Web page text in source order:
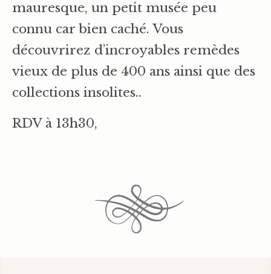
mauresque, un petit musée peu
connu car bien caché. Vous
découvrirez d’incroyables remèdes
vieux de plus de 400 ans ainsi que des
collections insolites..
RDV à 13h30,